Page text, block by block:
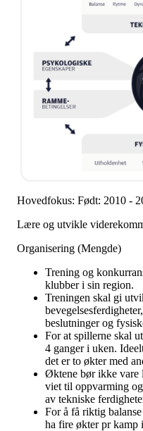
Hovedfokus: Født: 2010 -
Lære og utvikle
Organisering (Mengde)
Trening og
klubber i sin region.
Treningen skal gi
beslutninger og
For at spillerne skal
4 ganger i uken.
det er to økter med
Øktene bør ikke vare
viet til oppvarming
av tekniske
For å få riktig
ha fire økter pr kamp